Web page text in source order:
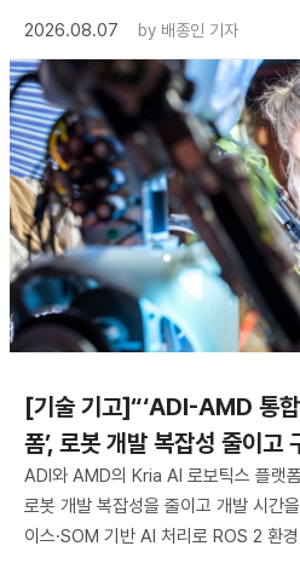
2026.08.07
by 배종인 기자
[기술 기고]“‘ADI-AMD 통합
폼’, 로봇 개발 복잡성 줄이고
ADI와 AMD의 Kria AI 로보틱스 플랫
로봇 개발 복잡성을 줄이고 개발 시간
이스·SOM 기반 AI 처리로 ROS 2 환